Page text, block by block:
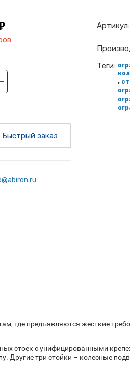
Быстрый заказ
Артикул:
Теги:
,
где предъявляются жесткие
стоек с унифицированными
Другие три стойки – колесные